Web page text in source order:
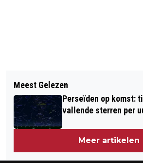
'ROTTERDAMSE
DE BESTE
EUROPA'
UITSTEL BESLUIT
SEKTARISCHE RABBIJN
Meest Gelezen
Perseïden op komst:
vallende sterren per
Meer artikelen